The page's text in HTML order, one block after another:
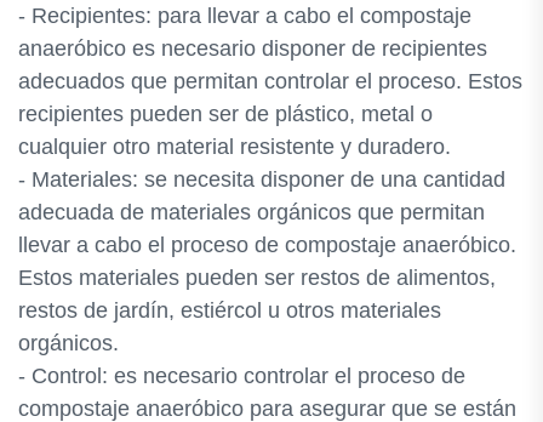
- Recipientes: para llevar a cabo el compostaje
anaeróbico es necesario disponer de recipientes
adecuados que permitan controlar el proceso. Estos
recipientes pueden ser de plástico, metal o
cualquier otro material resistente y duradero.
- Materiales: se necesita disponer de una cantidad
adecuada de materiales orgánicos que permitan
llevar a cabo el proceso de compostaje anaeróbico.
Estos materiales pueden ser restos de alimentos,
restos de jardín, estiércol u otros materiales
orgánicos.
- Control: es necesario controlar el proceso de
compostaje anaeróbico para asegurar que se están